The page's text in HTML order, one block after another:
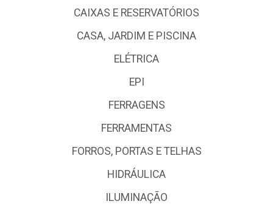
CAIXAS E RESERVATÓRIOS
CASA, JARDIM E PISCINA
ELÉTRICA
EPI
FERRAGENS
FERRAMENTAS
FORROS, PORTAS E TELHAS
HIDRÁULICA
ILUMINAÇÃO